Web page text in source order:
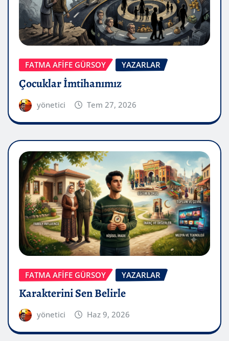
FATMA AFİFE GÜRSOY YAZARLAR
Çocuklar İmtihanımız
yönetici Tem 27, 2026
FATMA AFİFE GÜRSOY YAZARLAR
Karakterini Sen Belirle
yönetici Haz 9, 2026